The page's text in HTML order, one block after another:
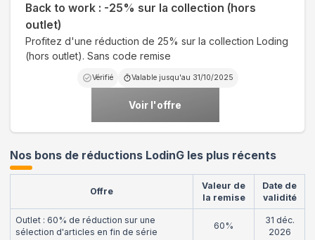
Back to work : -25% sur la collection (hors
outlet)
Profitez d'une réduction de 25% sur la collection Loding
(hors outlet). Sans code remise
Vérifié Valable jusqu'au 31/10/2025
Voir l'offre
Nos bons de réductions LodinG les plus récents
Offre
Valeur de
la remise
Date de
validité
Outlet : 60% de réduction sur une
sélection d'articles en fin de série
60%
31 déc.
2026